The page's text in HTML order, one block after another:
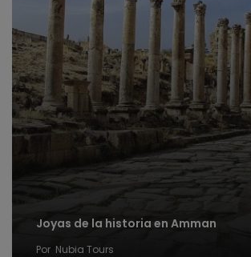
Joyas de la historia en Amman
Por Nubia Tours